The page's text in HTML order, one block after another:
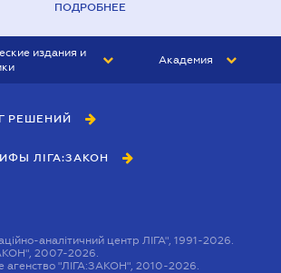
ПОДРОБНЕЕ
издания и
МСФО
Академия
РЕШЕНИЙ
ЛІГА:ЗАКОН
аналітичний центр ЛІГА", 1991-2026.
2007-2026.
агенство "ЛІГА:ЗАКОН", 2010-2026.